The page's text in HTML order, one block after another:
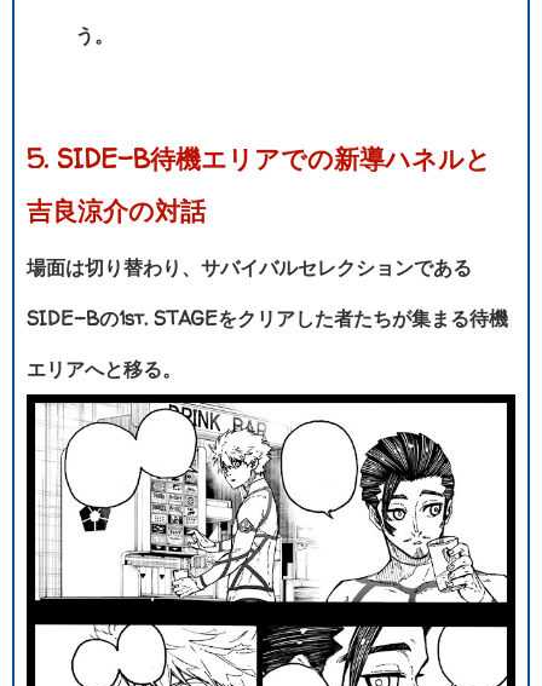
う。
5. SIDE-B待機エリアでの新導ハネルと
吉良涼介の対話
場面は切り替わり、サバイバルセレクションである
SIDE-Bの1st. STAGEをクリアした者たちが集まる待機
エリアへと移る。